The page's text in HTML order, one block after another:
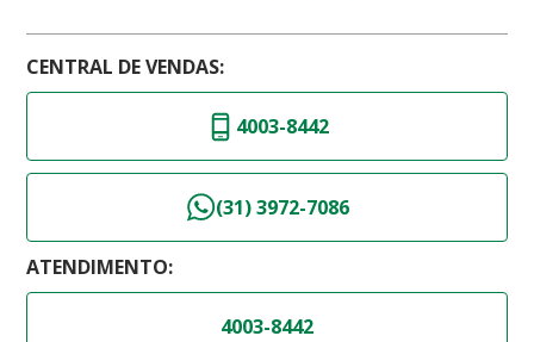
CENTRAL DE VENDAS:
4003-8442
(31) 3972-7086
ATENDIMENTO:
4003-8442